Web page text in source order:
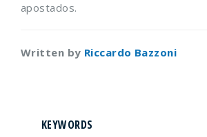
apostados.
Written by Riccardo Bazzoni
KEYWORDS